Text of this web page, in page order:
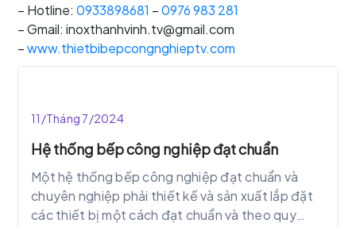
– Hotline: 0933898681 –0976 983 281
– Gmail: inoxthanhvinh.tv@gmail.com
–www.thietbibepcongnghieptv.com
11/Tháng 7/2024
Hệ thống bếp công nghiệp đạt chuẩn
Một hệ thống bếp công nghiệp đạt chuẩn và
chuyên nghiệp phải thiết kế và sản xuất lắp đặt
các thiết bị một cách đạt chuẩn và theo quy